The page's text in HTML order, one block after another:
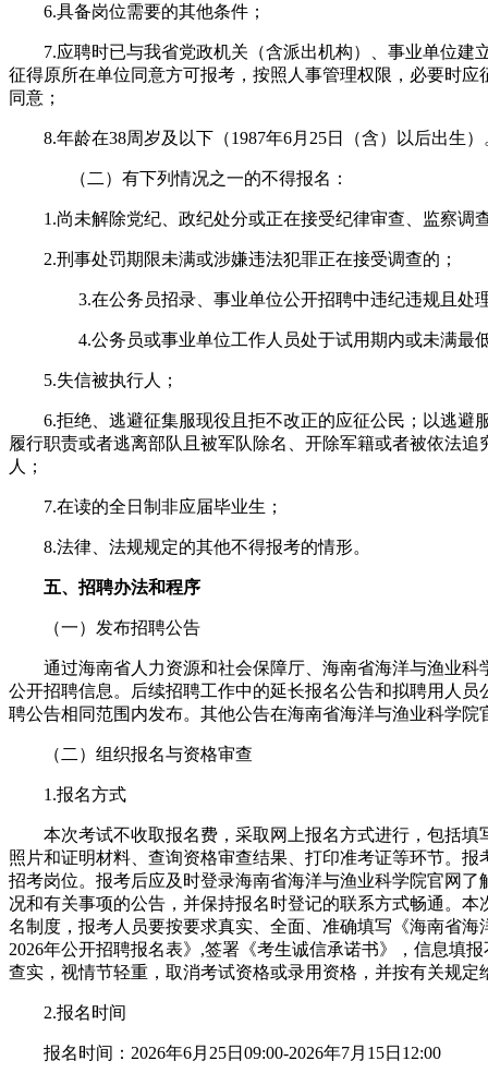
6.具备岗位需要的其他条件；
7.应聘时已与我省党政机关（含派出机构）、事业单位建
征得原所在单位同意方可报考，按照人事管理权限，必要时应
同意；
8.年龄在38周岁及以下（1987年6月25日（含）以后出生）
（二）有下列情况之一的不得报名：
1.尚未解除党纪、政纪处分或正在接受纪律审查、监察调
2.刑事处罚期限未满或涉嫌违法犯罪正在接受调查的；
3.在公务员招录、事业单位公开招聘中违纪违规且处理
4.公务员或事业单位工作人员处于试用期内或未满最低
5.失信被执行人；
6.拒绝、逃避征集服现役且拒不改正的应征公民；以逃避
履行职责或者逃离部队且被军队除名、开除军籍或者被依法追
人；
7.在读的全日制非应届毕业生；
8.法律、法规规定的其他不得报考的情形。
五、招聘办法和程序
（一）发布招聘公告
通过海南省人力资源和社会保障厅、海南省海洋与渔业科
公开招聘信息。后续招聘工作中的延长报名公告和拟聘用人员
聘公告相同范围内发布。其他公告在海南省海洋与渔业科学院
（二）组织报名与资格审查
1.报名方式
本次考试不收取报名费，采取网上报名方式进行，包括填
照片和证明材料、查询资格审查结果、打印准考证等环节。报
招考岗位。报考后应及时登录海南省海洋与渔业科学院官网了
况和有关事项的公告，并保持报名时登记的联系方式畅通。本
名制度，报考人员要按要求真实、全面、准确填写《海南省海
2026年公开招聘报名表》,签署《考生诚信承诺书》，信息填
查实，视情节轻重，取消考试资格或录用资格，并按有关规定
2.报名时间
报名时间：2026年6月25日09:00-2026年7月15日12:00